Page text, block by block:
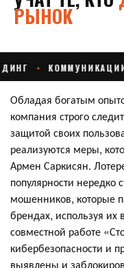
Обладая богатым
компания строго
защитой своих
реализуются меры,
Армен Саркисян.
популярности нередко
мошенников, которые
брендах, используя их
совместной работе
кибербезопасности и
выявлены и